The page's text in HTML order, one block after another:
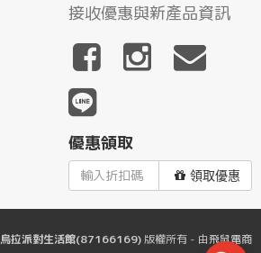
接收優惠與新產品資訊
優惠領取
領取優惠
烏拉派對生活館(87166169)版權所有 - 由飛鼠電商